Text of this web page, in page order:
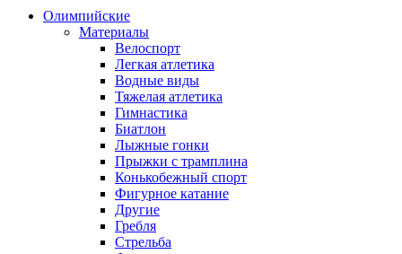
Олимпийские
Материалы
Велоспорт
Легкая атлетика
Водные виды
Тяжелая атлетика
Гимнастика
Биатлон
Лыжные гонки
Прыжки с трамплина
Конькобежный спорт
Фигурное катание
Другие
Гребля
Стрельба